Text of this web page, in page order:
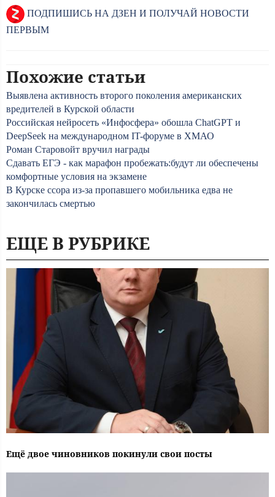
ПОДПИШИСЬ НА ДЗЕН И ПОЛУЧАЙ НОВОСТИ
ПЕРВЫМ
Похожие статьи
Выявлена активность второго поколения американских
вредителей в Курской области
Российская нейросеть «Инфосфера» обошла ChatGPT и
DeepSeek на международном IT-форуме в ХМАО
Роман Старовойт вручил награды
Сдавать ЕГЭ - как марафон пробежать:будут ли обеспечены
комфортные условия на экзамене
В Курске ссора из-за пропавшего мобильника едва не
закончилась смертью
ЕЩЕ В РУБРИКЕ
Ещё двое чиновников покинули свои посты